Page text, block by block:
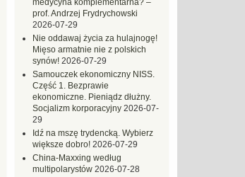
medycyna komplementarna? –
prof. Andrzej Frydrychowski
2026-07-29
Nie oddawaj życia za hulajnogę!
Mięso armatnie nie z polskich
synów! 2026-07-29
Samouczek ekonomiczny NISS.
Część 1. Bezprawie
ekonomiczne. Pieniądz dłużny.
Socjalizm korporacyjny 2026-07-
29
Idź na mszę trydencką. Wybierz
większe dobro! 2026-07-29
China-Maxxing według
multipolarystów 2026-07-28